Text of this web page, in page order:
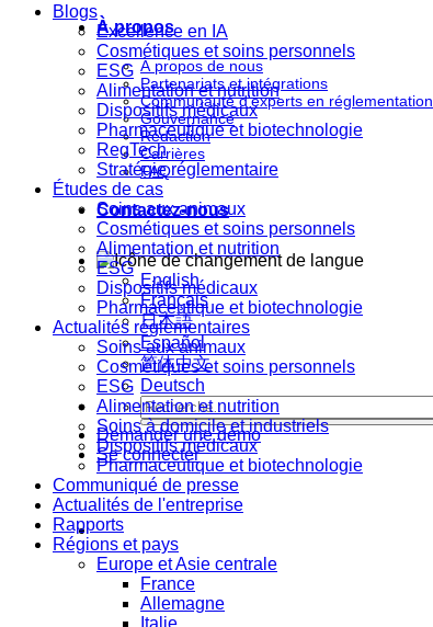
À propos
À propos de nous
Partenariats et intégrations
Communauté d'experts en réglementation
Gouvernance
Rédaction
Carrières
FAQ
Contactez-nous
English
Français
日本語
Español
简体中文
Deutsch
Demander une démo
Se connecter
Blogs
Excellence en IA
Cosmétiques et soins personnels
ESG
Alimentation et nutrition
Dispositifs médicaux
Pharmaceutique et biotechnologie
RegTech
Stratégie réglementaire
Études de cas
Soins aux animaux
Cosmétiques et soins personnels
Alimentation et nutrition
ESG
Dispositifs médicaux
Pharmaceutique et biotechnologie
Actualités réglementaires
Soins aux animaux
Cosmétiques et soins personnels
ESG
Alimentation et nutrition
Soins à domicile et industriels
Dispositifs médicaux
Pharmaceutique et biotechnologie
Communiqué de presse
Actualités de l'entreprise
Rapports
Régions et pays
Europe et Asie centrale
France
Allemagne
Italie